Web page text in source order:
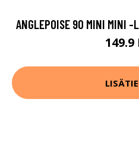
ANGLEPOISE 90 MINI MINI -
149.9